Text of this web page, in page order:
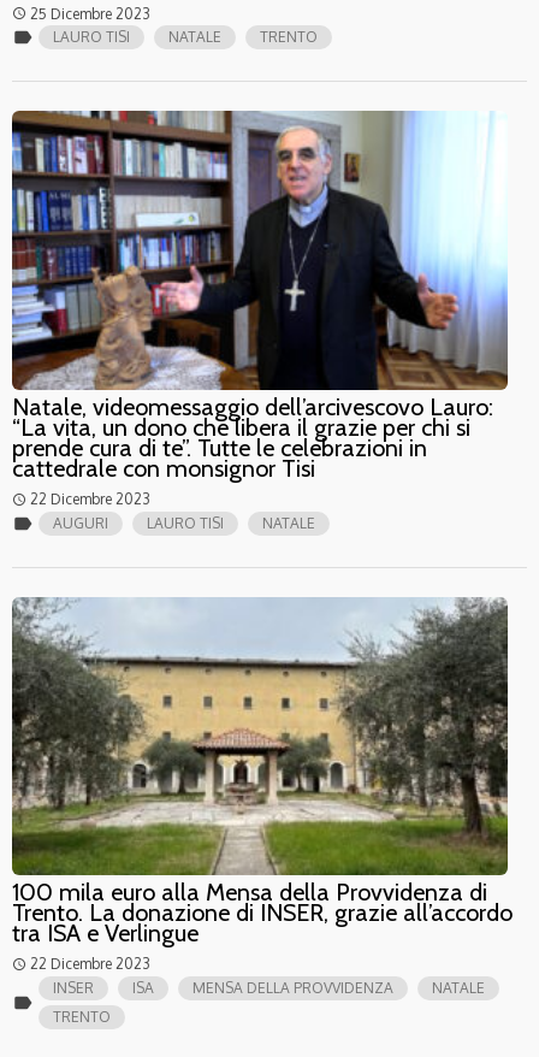
access_time 25 Dicembre 2023
label LAURO TISI NATALE TRENTO
Natale, videomessaggio dell’arcivescovo Lauro:
“La vita, un dono che libera il grazie per chi si
prende cura di te”. Tutte le celebrazioni in
cattedrale con monsignor Tisi
access_time 22 Dicembre 2023
label AUGURI LAURO TISI NATALE
100 mila euro alla Mensa della Provvidenza di
Trento. La donazione di INSER, grazie all’accordo
tra ISA e Verlingue
access_time 22 Dicembre 2023
label
INSER ISA MENSA DELLA PROVVIDENZA
NATALE
TRENTO